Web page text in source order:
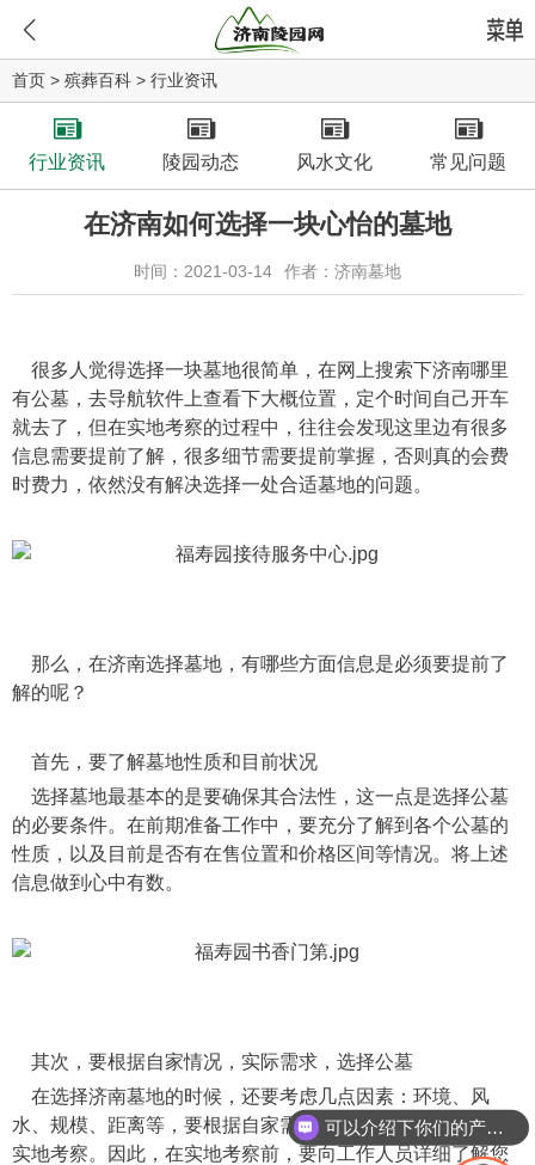
首页 > 殡葬百科 > 行业资讯
行业资讯 陵园动态 风水文化 常见问题
在济南如何选择一块心怡的墓地
时间：2021-03-14 作者：济南墓地
很多人觉得选择一块墓地很简单，在网上搜索下济南哪里
有公墓，去导航软件上查看下大概位置，定个时间自己开车
就去了，但在实地考察的过程中，往往会发现这里边有很多
信息需要提前了解，很多细节需要提前掌握，否则真的会费
时费力，依然没有解决选择一处合适墓地的问题。
那么，在济南选择墓地，有哪些方面信息是必须要提前了
解的呢？
首先，要了解墓地性质和目前状况
选择墓地最基本的是要确保其合法性，这一点是选择公墓
的必要条件。在前期准备工作中，要充分了解到各个公墓的
性质，以及目前是否有在售位置和价格区间等情况。将上述
信息做到心中有数。
其次，要根据自家情况，实际需求，选择公墓
在选择济南墓地的时候，还要考虑几点因素：环境、风
水、规模、距离等，要根据自家需求，选择合适的公墓进行
实地考察。因此，在实地考察前，要向工作人员详细了解您
可以介绍下你们的产品么